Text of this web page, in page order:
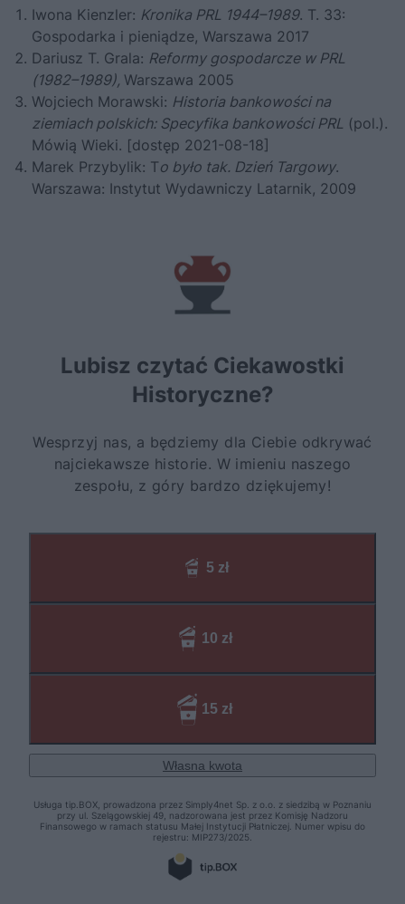
Iwona Kienzler: Kronika PRL 1944–1989. T. 33:
Gospodarka i pieniądze, Warszawa 2017
Dariusz T. Grala: Reformy gospodarcze w PRL
(1982–1989), Warszawa 2005
Wojciech Morawski: Historia bankowości na
ziemiach polskich: Specyfika bankowości PRL (pol.).
Mówią Wieki. [dostęp 2021-08-18]
Marek Przybylik: To było tak. Dzień Targowy.
Warszawa: Instytut Wydawniczy Latarnik, 2009